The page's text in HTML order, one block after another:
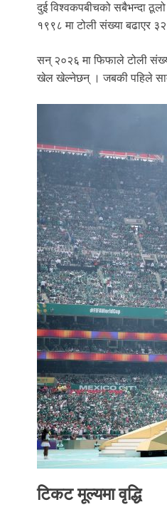
दुई विश्वकपबीचको सबैभन्दा
१९९८ मा टोली संख्या बढाएर ३२
सन् २०२६ मा फिफाले टोली
खेल खेल्नेछन् । जबकी पहिले सात
टिकट मूल्यमा वृद्धि